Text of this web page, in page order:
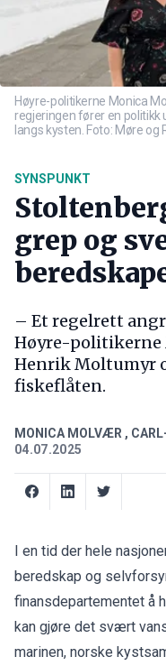
Høyre-politikerne Monica
regjeringen fører en
langs kysten. Foto: Møre og
SYNSPUNKT
grep og
– Et regelrett
Høyre-politikerne
Henrik Moltumyr
fiskeflåten.
MONICA MOLVÆR ,
04.07.2025
I en tid der hele
beredskap og
finansdepartementet å
kan gjøre det svært
marinen, norske